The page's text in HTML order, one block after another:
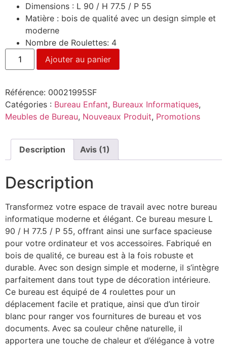
Dimensions : L 90 / H 77.5 / P 55
Matière : bois de qualité avec un design simple et
moderne
Nombre de Roulettes: 4
Ajouter au panier
Référence: 00021995SF
Catégories : Bureau Enfant, Bureaux Informatiques,
Meubles de Bureau, Nouveaux Produit, Promotions
Description Avis (1)
Description
Transformez votre espace de travail avec notre bureau
informatique moderne et élégant. Ce bureau mesure L
90 / H 77.5 / P 55, offrant ainsi une surface spacieuse
pour votre ordinateur et vos accessoires. Fabriqué en
bois de qualité, ce bureau est à la fois robuste et
durable. Avec son design simple et moderne, il s’intègre
parfaitement dans tout type de décoration intérieure.
Ce bureau est équipé de 4 roulettes pour un
déplacement facile et pratique, ainsi que d’un tiroir
blanc pour ranger vos fournitures de bureau et vos
documents. Avec sa couleur chêne naturelle, il
apportera une touche de chaleur et d’élégance à votre